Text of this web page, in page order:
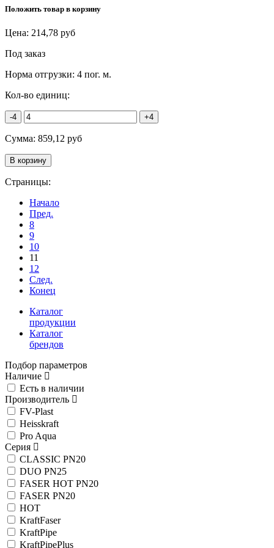
Положить товар в корзину
Цена: 214,78 руб
Под заказ
Норма отгрузки: 4 пог. м.
Кол-во единиц:
-4 +4
Сумма: 859,12 руб
Страницы:
Начало
Пред.
8
9
10
11
12
След.
Конец
Каталог
продукции
Каталог
брендов
Подбор параметров
Наличие
Есть в наличии
Производитель
FV-Plast
Heisskraft
Pro Aqua
Серия
CLASSIC PN20
DUO PN25
FASER HOT PN20
FASER PN20
HOT
KraftFaser
KraftPipe
KraftPipePlus